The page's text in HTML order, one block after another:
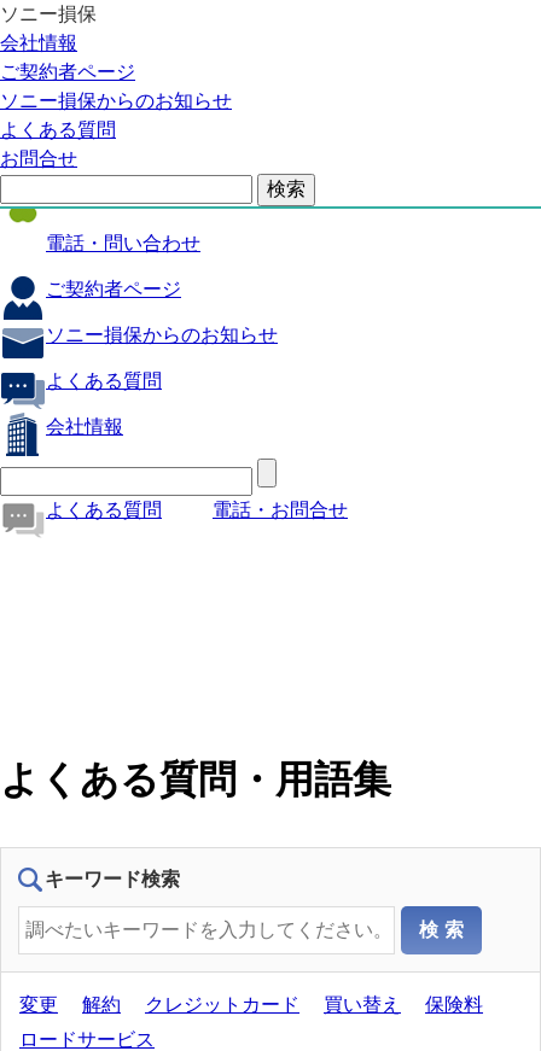
ソニー損保
会社情報
ご契約者ページ
ソニー損保からのお知らせ
よくある質問
お問合せ
自動車保険
医療保険
火災保険
海外旅行保険
電話・問い合わせ
ご契約者ページ
ソニー損保からのお知らせ
よくある質問
会社情報
よくある質問 電話・お問合せ
よくある質問・用語集
キーワード検索
変更 解約 クレジットカード 買い替え
保険料
ロードサービス